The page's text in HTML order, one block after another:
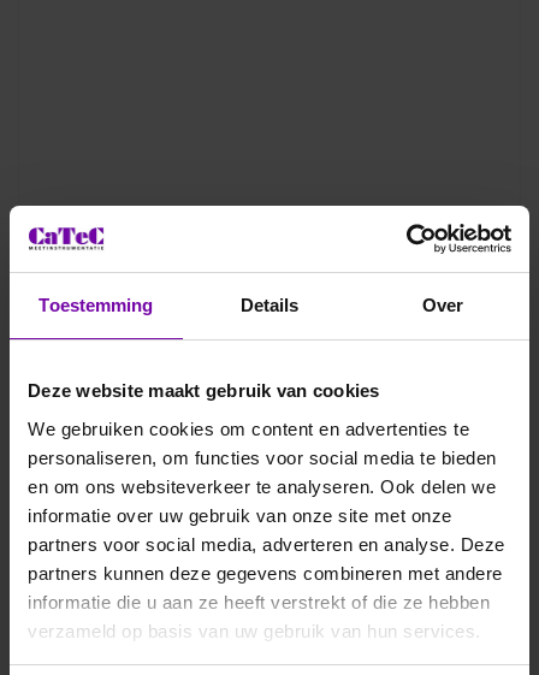
Toestemming Details Over
Deze website maakt gebruik van cookies
We gebruiken cookies om content en advertenties te
personaliseren, om functies voor social media te bieden
en om ons websiteverkeer te analyseren. Ook delen we
informatie over uw gebruik van onze site met onze
partners voor social media, adverteren en analyse. Deze
partners kunnen deze gegevens combineren met andere
informatie die u aan ze heeft verstrekt of die ze hebben
verzameld op basis van uw gebruik van hun services.